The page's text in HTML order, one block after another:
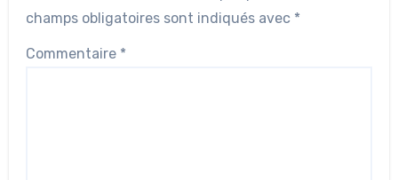
champs obligatoires sont indiqués avec *
Commentaire *